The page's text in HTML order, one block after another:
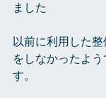
ました
以前に利用した
をしなかったよ
す。